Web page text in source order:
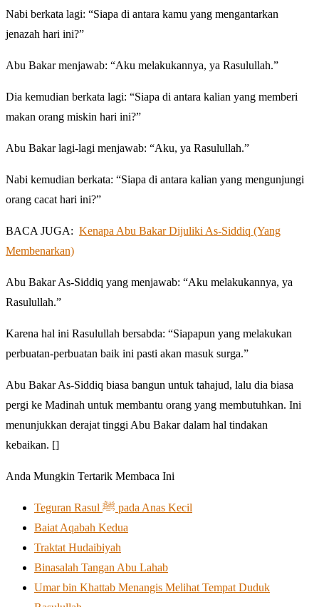
Nabi berkata lagi: “Siapa di antara kamu yang mengantarkan
jenazah hari ini?”
Abu Bakar menjawab: “Aku melakukannya, ya Rasulullah.”
Dia kemudian berkata lagi: “Siapa di antara kalian yang memberi
makan orang miskin hari ini?”
Abu Bakar lagi-lagi menjawab: “Aku, ya Rasulullah.”
Nabi kemudian berkata: “Siapa di antara kalian yang mengunjungi
orang cacat hari ini?”
BACA JUGA: Kenapa Abu Bakar Dijuliki As-Siddiq (Yang
Membenarkan)
Abu Bakar As-Siddiq yang menjawab: “Aku melakukannya, ya
Rasulullah.”
Karena hal ini Rasulullah bersabda: “Siapapun yang melakukan
perbuatan-perbuatan baik ini pasti akan masuk surga.”
Abu Bakar As-Siddiq biasa bangun untuk tahajud, lalu dia biasa
pergi ke Madinah untuk membantu orang yang membutuhkan. Ini
menunjukkan derajat tinggi Abu Bakar dalam hal tindakan
kebaikan. []
Anda Mungkin Tertarik Membaca Ini
Teguran Rasul ﷺ pada Anas Kecil
Baiat Aqabah Kedua
Traktat Hudaibiyah
Binasalah Tangan Abu Lahab
Umar bin Khattab Menangis Melihat Tempat Duduk